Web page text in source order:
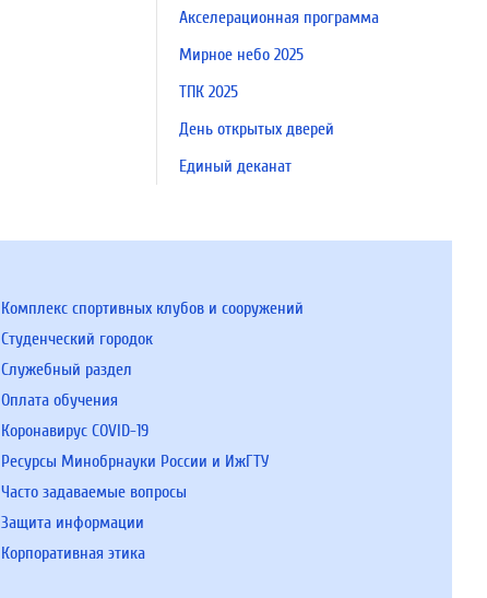
Акселерационная программа
Мирное небо 2025
ТПК 2025
День открытых дверей
Единый деканат
Комплекс спортивных клубов и сооружений
Студенческий городок
Служебный раздел
Оплата обучения
Коронавирус COVID-19
Ресурсы Минобрнауки России и ИжГТУ
Часто задаваемые вопросы
Защита информации
Корпоративная этика